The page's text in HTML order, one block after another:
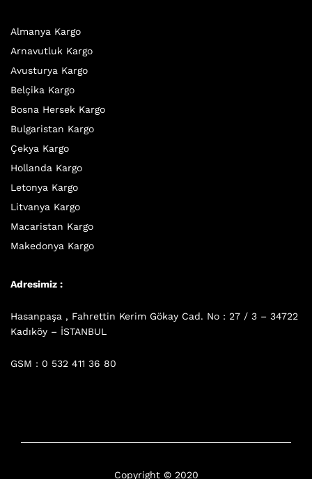
Almanya Kargo
Arnavutluk Kargo
Avusturya Kargo
Belçika Kargo
Bosna Hersek Kargo
Bulgaristan Kargo
Çekya Kargo
Hollanda Kargo
Letonya Kargo
Litvanya Kargo
Macaristan Kargo
Makedonya Kargo
Adresimiz :
Hasanpaşa , Fahrettin Kerim Gökay Cad. No : 27 / 3 – 34722
Kadıköy – İSTANBUL
GSM : 0 532 411 36 80
Copyright © 2020